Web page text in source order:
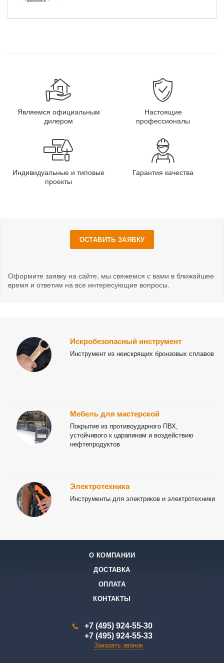
Являемся официальным
дилером
Настоящие
профессионалы
Индивидуальные и типовые
проекты
Гарантия качества
ОСТАВИТЬ ЗАЯВКУ
Оформите заявку на сайте, мы свяжемся с вами в ближайшее
время и ответим на все интересующие вопросы.
Искробезопасный инструмент
Инструмент из неискрящих бронзовых сплавов
Мебель для мастерской
Покрытие из противоударного ПВХ,
устойчивого к царапинам и воздействию
нефтепродуктов
Электротехника
Инструменты для электриков и электротехники
О КОМПАНИИ
ДОСТАВКА
ОПЛАТА
КОНТАКТЫ
+7 (495) 924-55-30
+7 (495) 924-55-33
Заказать звонок